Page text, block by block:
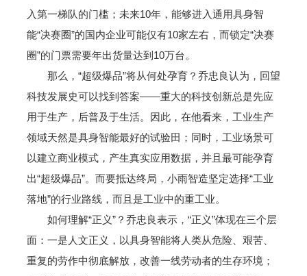
入第一梯队的门槛；未来10年，能够进入通用具身智
能“决赛圈”的国内企业可能仅有10家左右，而锁定“决赛
圈”的门票需要年出货量达到10万台。
那么，“超级爆品”将从何处孕育？乔忠良认为，回望
科技发展史可以找到答案——重大的科技创新总是先应
用于生产，后普及于生活。因此，在他看来，工业生产
领域天然是具身智能最好的试验田；同时，工业场景可
以建立商业模式，产生真实应用数据，并且最可能孕育
出“超级爆品”。而要抵达终局，小雨智造坚定选择“工业
落地”的行业路线，而且是工业中的重工业。
如何理解“正义”？乔忠良表示，“正义”体现在三个层
面：一是人文正义，以具身智能将人类从危险、艰苦、
重复的劳作中彻底解放，改善一线劳动者的生存环境；